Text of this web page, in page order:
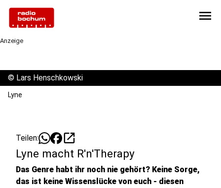
menu
Anzeige
© Lars Henschkowski
Lyne
Teilen: open_in_new
Lyne macht R'n'Therapy
Das Genre habt ihr noch nie gehört? Keine Sorge,
das ist keine Wissenslücke von euch - diesen